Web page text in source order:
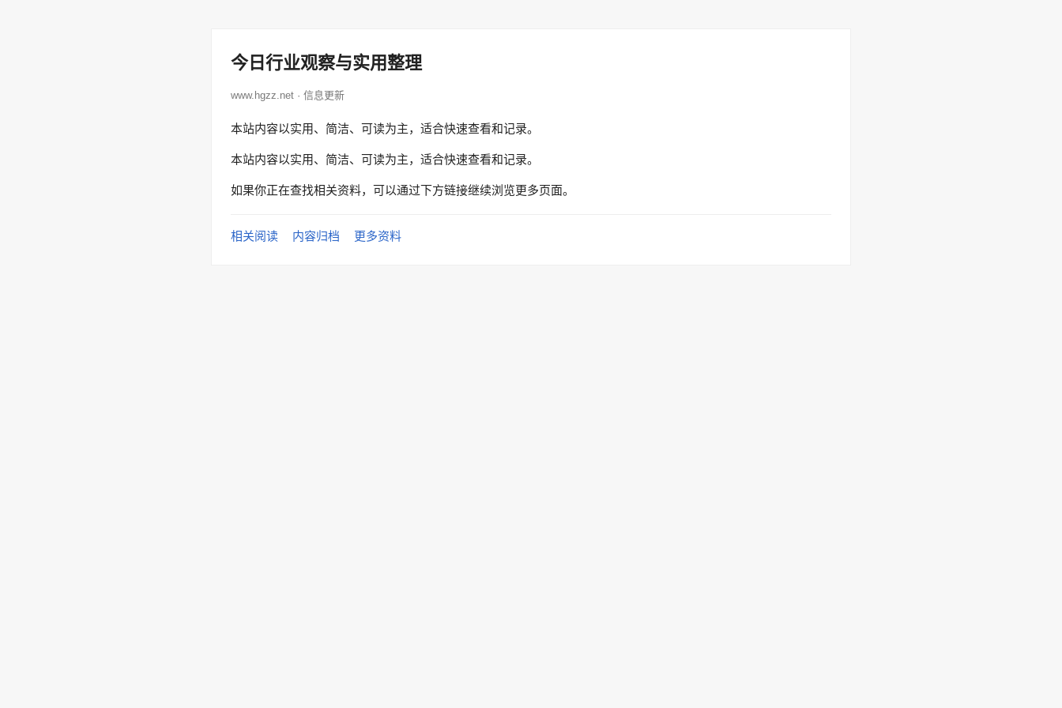
今日行业观察与实用整理
www.hgzz.net · 信息更新
本站内容以实用、简洁、可读为主，适合快速查看和记录。
本站内容以实用、简洁、可读为主，适合快速查看和记录。
如果你正在查找相关资料，可以通过下方链接继续浏览更多页面。
相关阅读 内容归档 更多资料